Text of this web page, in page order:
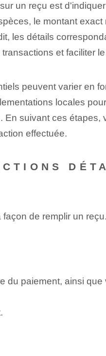
un reçu est
le montant
les détails
et faciliter
peuvent varier en
locales
suivant ces
effectuée.
de remplir un
paiement, ainsi